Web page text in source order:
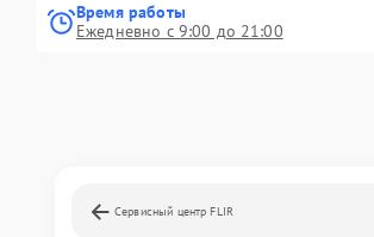
Время работы
Ежедневно с 9:00 до 21:00
Сервисный центр FLIR